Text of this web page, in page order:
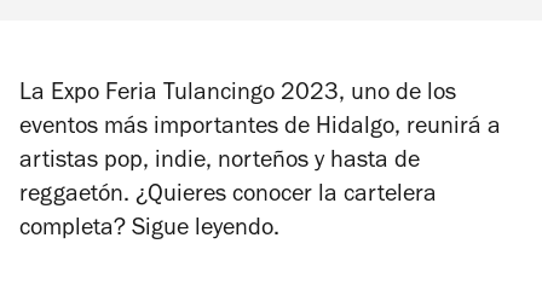
La Expo Feria Tulancingo 2023, uno de los
eventos más importantes de Hidalgo, reunirá a
artistas pop, indie, norteños y hasta de
reggaetón. ¿Quieres conocer la cartelera
completa? Sigue leyendo.